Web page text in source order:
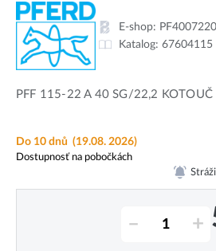
E-shop:
Katalog: 67604115
PFF 115-22 A 40 SG/22,2 KOTOUČ
Do 10 dnů (19.08. 2026)
Dostupnosť na pobočkách
– +